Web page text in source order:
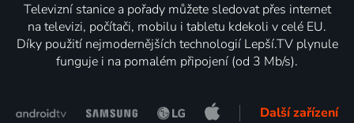
Televizní stanice a pořady můžete sledovat přes internet
na televizi, počítači, mobilu i tabletu kdekoli v celé EU.
Díky použití nejmodernějších technologií Lepší.TV plynule
funguje i na pomalém připojení (od 3 Mb/s).
Další zařízení